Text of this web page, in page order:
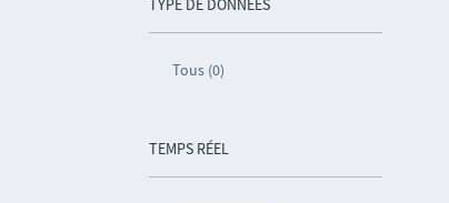
TYPE DE DONNÉES
Tous (0)
TEMPS RÉEL